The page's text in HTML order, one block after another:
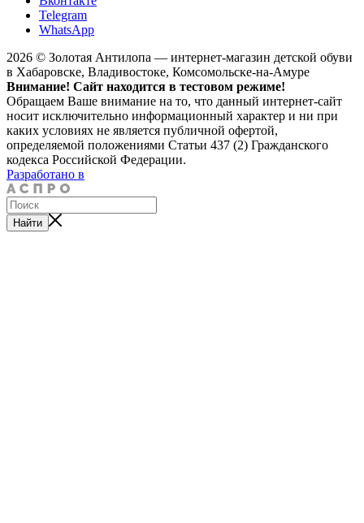
Telegram
WhatsApp
2026 © Золотая Антилопа — интернет-магазин детской обуви
в Хабаровске, Владивостоке, Комсомольске-на-Амуре
Внимание! Сайт находится в тестовом режиме!
Обращаем Ваше внимание на то, что данный интернет-сайт
носит исключительно информационный характер и ни при
каких условиях не является публичной офертой,
определяемой положениями Статьи 437 (2) Гражданского
кодекса Российской Федерации.
Разработано в
Найти